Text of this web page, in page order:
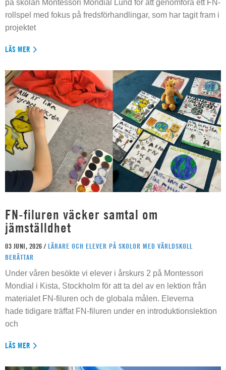
på skolan Montessori Mondial Lund för att genomföra ett FN-
rollspel med fokus på fredsförhandlingar, som har tagit fram i
projektet
LÄS MER
FN-filuren väcker samtal om
jämställdhet
03 JUNI, 2026 / LÄRARE OCH ELEVER PÅ SKOLOR MED VÄRLDSKOLL
BERÄTTAR
Under våren besökte vi elever i årskurs 2 på Montessori
Mondial i Kista, Stockholm för att ta del av en lektion från
materialet FN-filuren och de globala målen. Eleverna
hade tidigare träffat FN-filuren under en introduktionslektion
och
LÄS MER